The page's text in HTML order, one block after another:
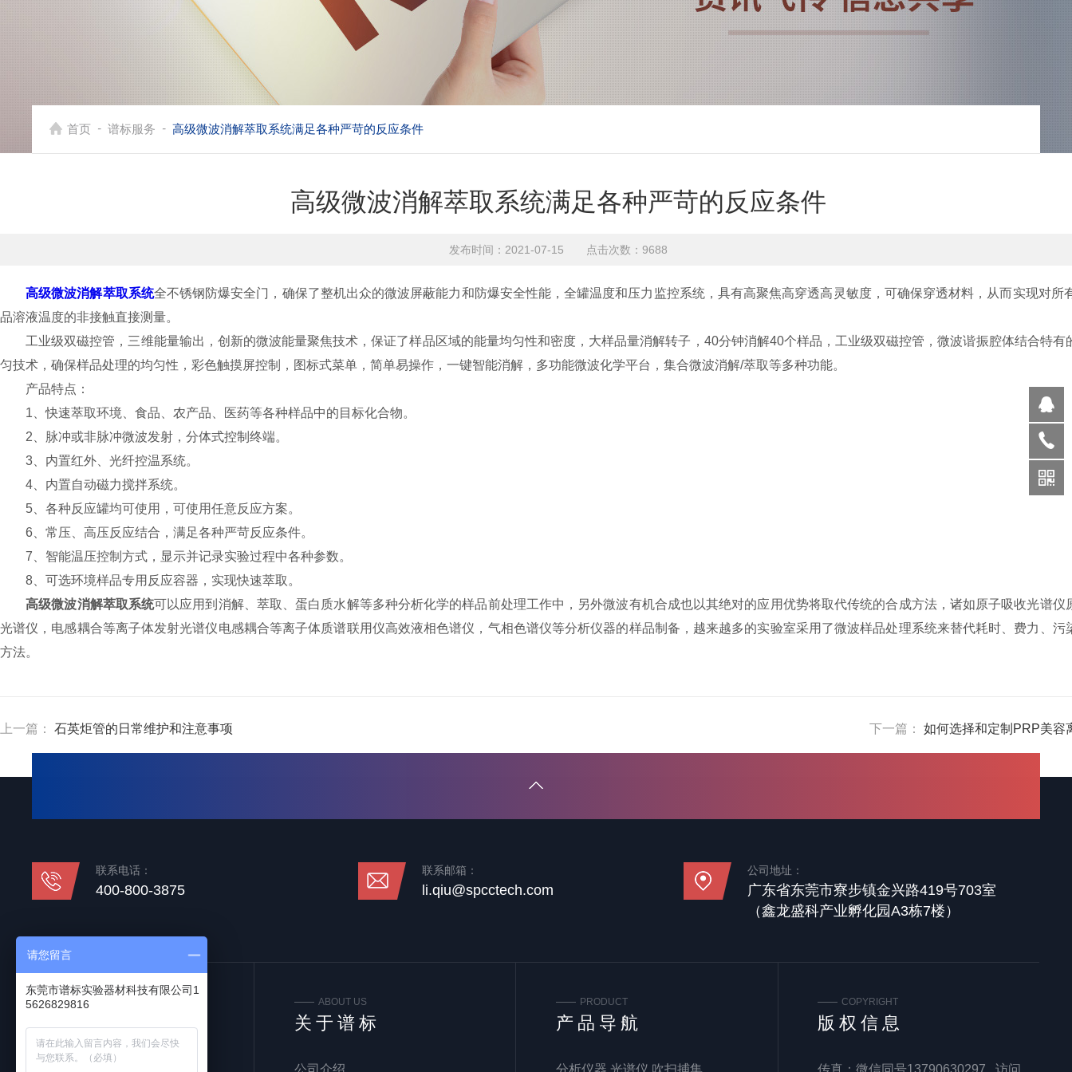
首页 - 谱标服务 - 高级微波消解萃取系统满足各种严苛的反应条件
高级微波消解萃取系统满足各种严苛的反应条件
发布时间：2021-07-15 点击次数：9688
高级微波消解萃取系统全不锈钢防爆安全门，确保了整机出众的微波屏蔽能力和防爆安全性能，全罐温度和压力监控系统，具有高聚焦高穿透高灵敏度，可确保穿透材料，从而实现对所
品溶液温度的非接触直接测量。
工业级双磁控管，三维能量输出，创新的微波能量聚焦技术，保证了样品区域的能量均匀性和密度，大样品量消解转子，40分钟消解40个样品，工业级双磁控管，微波谐振腔体结合特有
匀技术，确保样品处理的均匀性，彩色触摸屏控制，图标式菜单，简单易操作，一键智能消解，多功能微波化学平台，集合微波消解/萃取等多种功能。
产品特点：
1、快速萃取环境、食品、农产品、医药等各种样品中的目标化合物。
2、脉冲或非脉冲微波发射，分体式控制终端。
3、内置红外、光纤控温系统。
4、内置自动磁力搅拌系统。
5、各种反应罐均可使用，可使用任意反应方案。
6、常压、高压反应结合，满足各种严苛反应条件。
7、智能温压控制方式，显示并记录实验过程中各种参数。
8、可选环境样品专用反应容器，实现快速萃取。
高级微波消解萃取系统可以应用到消解、萃取、蛋白质水解等多种分析化学的样品前处理工作中，另外微波有机合成也以其绝对的应用优势将取代传统的合成方法，诸如原子吸收光谱仪
光谱仪，电感耦合等离子体发射光谱仪电感耦合等离子体质谱联用仪高效液相色谱仪，气相色谱仪等分析仪器的样品制备，越来越多的实验室采用了微波样品处理系统来替代耗时、费力、污
方法。
上一篇： 石英炬管的日常维护和注意事项 下一篇： 如何选择和定制PRP美容
联系电话：
400-800-3875
联系邮箱：
li.qiu@spcctech.com
公司地址：
广东省东莞市寮步镇金兴路419号703室
（鑫龙盛科产业孵化园A3栋7楼）
FOLLOW US
关注我们
ABOUT US
关于谱标
公司介绍
PRODUCT
产品导航
分析仪器 光谱仪 吹扫捕集
COPYRIGHT
版权信息
请您留言
东莞市谱标实验器材科技有限公司1
5626829816